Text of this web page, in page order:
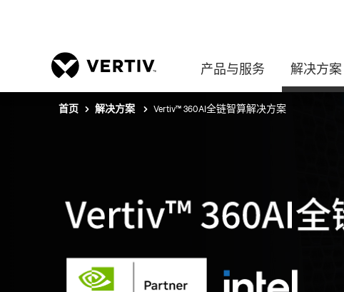
产品与服务 解决方案
首页 解决方案 Vertiv™ 360AI全链智算解决方案